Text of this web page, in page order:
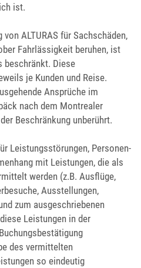
ist.
ALTURAS für Sachschäden,
Fahrlässigkeit beruhen, ist
beschränkt. Diese
je Kunden und Reise.
Ansprüche im
nach dem Montrealer
Beschränkung unberührt.
Leistungsstörungen, Personen-
mit Leistungen, die als
werden (z.B. Ausflüge,
Ausstellungen,
zum ausgeschriebenen
Leistungen in der
des vermittelten
so eindeutig